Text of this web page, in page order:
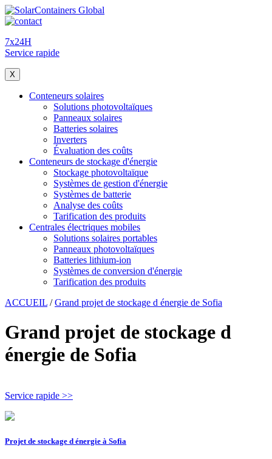
7x24H
Service rapide
X
Conteneurs solaires
Solutions photovoltaïques
Panneaux solaires
Batteries solaires
Inverters
Évaluation des coûts
Conteneurs de stockage d'énergie
Stockage photovoltaïque
Systèmes de gestion d'énergie
Systèmes de batterie
Analyse des coûts
Tarification des produits
Centrales électriques mobiles
Solutions solaires portables
Panneaux photovoltaïques
Batteries lithium-ion
Systèmes de conversion d'énergie
Tarification des produits
ACCUEIL /Grand projet de stockage d énergie de Sofia
Grand projet de stockage d
énergie de Sofia
Service rapide >>
Projet de stockage d énergie à Sofia